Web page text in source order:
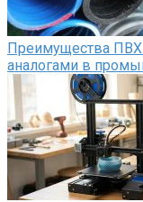
Преимущества
аналогами в